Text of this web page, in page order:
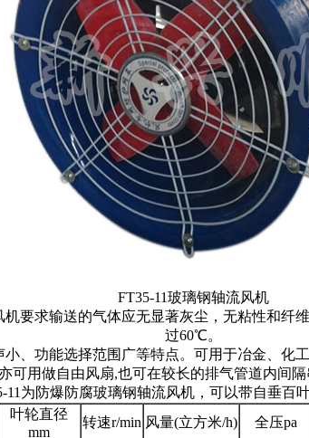
FT35-11玻璃钢轴流风机
要求输送的气体应无显著灰尘，无粘性和纤
过60℃。
、功能选择范围广等特点。可用于冶金、化
可用做自由风扇,也可在较长的排气管道内间隔
11为防爆防腐玻璃钢轴流风机，可以带自垂百叶
叶轮直径
mm
转速r/min 风量(立方米/h) 全压pa